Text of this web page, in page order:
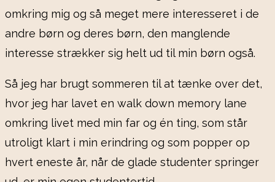
omkring mig og så meget mere interesseret i de
andre børn og deres børn, den manglende
interesse strækker sig helt ud til min børn også.
Så jeg har brugt sommeren til at tænke over det,
hvor jeg har lavet en walk down memory lane
omkring livet med min far og én ting, som står
utroligt klart i min erindring og som popper op
hvert eneste år, når de glade studenter springer